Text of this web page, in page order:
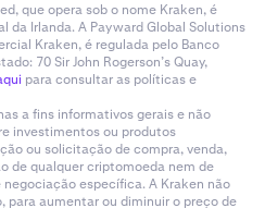
que opera sob o nome Kraken, é
da Irlanda. A Payward Global Solutions
Kraken, é regulada pelo Banco
70 Sir John Rogerson’s Quay,
para consultar as políticas e
a fins informativos gerais e não
investimentos ou produtos
ou solicitação de compra, venda,
de qualquer criptomoeda nem de
específica. A Kraken não
para aumentar ou diminuir o preço de